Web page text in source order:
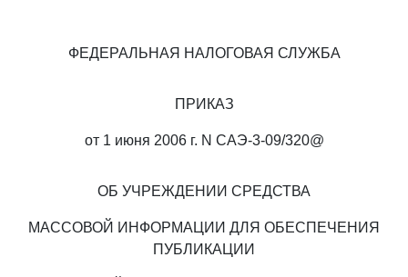
ФЕДЕРАЛЬНАЯ НАЛОГОВАЯ СЛУЖБА
ПРИКАЗ
от 1 июня 2006 г. N САЭ-3-09/320@
ОБ УЧРЕЖДЕНИИ СРЕДСТВА
МАССОВОЙ ИНФОРМАЦИИ ДЛЯ ОБЕСПЕЧЕНИЯ
ПУБЛИКАЦИИ